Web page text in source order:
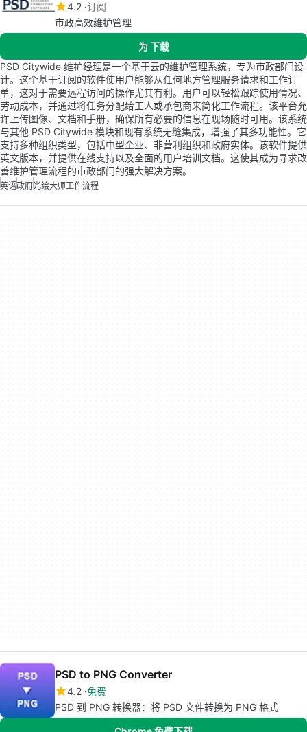
4.2 订阅
市政高效维护管理
为 下载
PSD Citywide 维护经理是一个基于云的维护管理系统，专为市政部门设
计。这个基于订阅的软件使用户能够从任何地方管理服务请求和工作订
单，这对于需要远程访问的操作尤其有利。用户可以轻松跟踪使用情况、
劳动成本，并通过将任务分配给工人或承包商来简化工作流程。该平台允
许上传图像、文档和手册，确保所有必要的信息在现场随时可用。该系统
与其他 PSD Citywide 模块和现有系统无缝集成，增强了其多功能性。它
支持多种组织类型，包括中型企业、非营利组织和政府实体。该软件提供
英文版本，并提供在线支持以及全面的用户培训文档。这使其成为寻求改
善维护管理流程的市政部门的强大解决方案。
英语政府光绘大师工作流程
PSD to PNG Converter
4.2 免费
PSD 到 PNG 转换器：将 PSD 文件转换为 PNG 格式